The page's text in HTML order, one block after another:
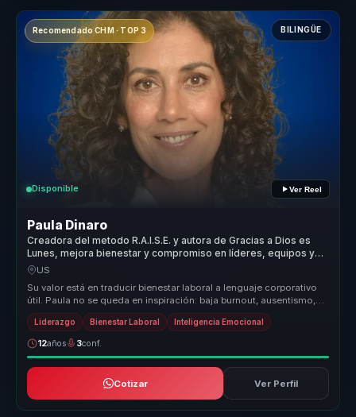
Recomendado CHM · TOP 3 BILINGÜE
Disponible Ver Reel
Paula Dinaro
Creadora del metodo R.A.I.S.E. y autora de Gracias a Dios es
Lunes, mejora bienestar y compromiso en líderes, equipos y
empresas.
US
Su valor está en traducir bienestar laboral a lenguaje corporativo
útil. Paula no se queda en inspiración: baja burnout, ausentismo,
renu...
Liderazgo Bienestar Laboral Inteligencia Emocional
12años 3conf.
Cotizar Ver Perfil